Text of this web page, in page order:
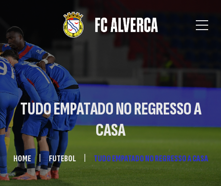
TUDO EMPATADO NO REGRESSO A
CASA
HOME FUTEBOL TUDO EMPATADO NO REGRESSO A CASA